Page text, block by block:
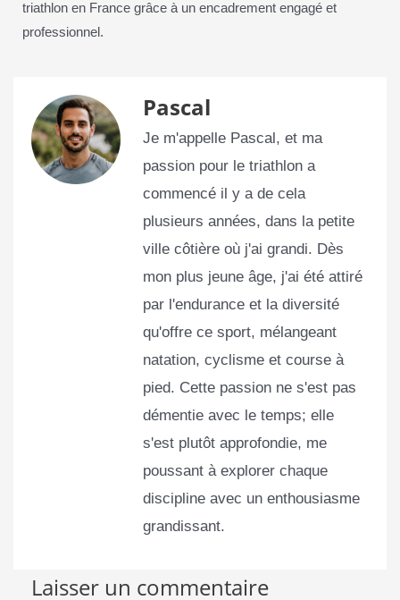
triathlon en France grâce à un encadrement engagé et
professionnel.
Pascal
Je m'appelle Pascal, et ma
passion pour le triathlon a
commencé il y a de cela
plusieurs années, dans la petite
ville côtière où j'ai grandi. Dès
mon plus jeune âge, j'ai été attiré
par l'endurance et la diversité
qu'offre ce sport, mélangeant
natation, cyclisme et course à
pied. Cette passion ne s'est pas
démentie avec le temps; elle
s'est plutôt approfondie, me
poussant à explorer chaque
discipline avec un enthousiasme
grandissant.
Laisser un commentaire